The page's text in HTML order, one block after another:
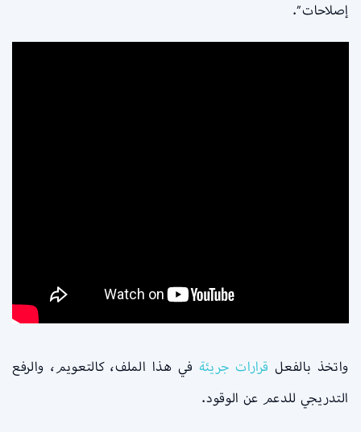
إصلاحات”.
واتخذ بالفعل قرارات جريئة في هذا الملف، كالتعويم، والرفع
التدريجي للدعم عن الوقود.